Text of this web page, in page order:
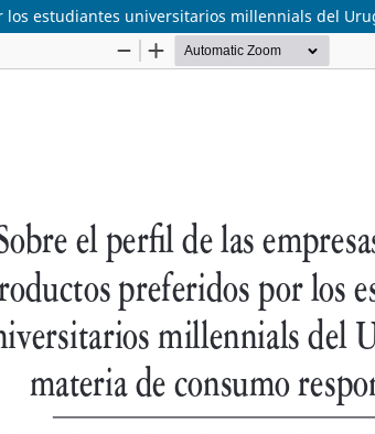
estudiantes universitarios millennials del